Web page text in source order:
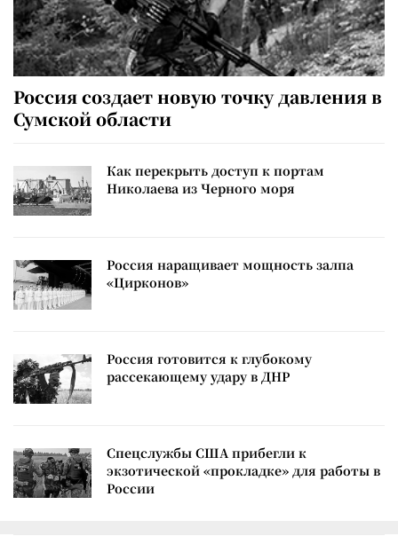
Россия создает новую точку давления в
Сумской области
Как перекрыть доступ к портам
Николаева из Черного моря
Россия наращивает мощность залпа
«Цирконов»
Россия готовится к глубокому
рассекающему удару в ДНР
Спецслужбы США прибегли к
экзотической «прокладке» для работы в
России